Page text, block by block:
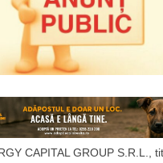
CAPITAL GROUP S.R.L.,